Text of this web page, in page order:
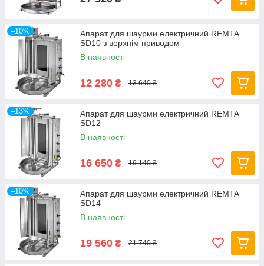
–10%
Апарат для шаурми електричний REMTA
SD10 з верхнім приводом
В наявності
12 280 ₴ 13 640 ₴
–13%
Апарат для шаурми електричний REMTA
SD12
В наявності
16 650 ₴ 19 140 ₴
–10%
Апарат для шаурми електричний REMTA
SD14
В наявності
19 560 ₴ 21 740 ₴